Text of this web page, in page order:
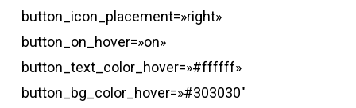
button_icon_placement=»right»
button_on_hover=»on»
button_text_color_hover=»#ffffff»
button_bg_color_hover=»#303030″